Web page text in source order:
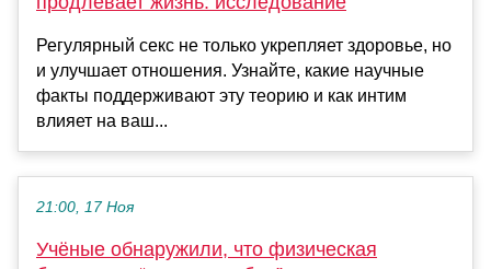
Регулярный секс не только укрепляет здоровье, но
и улучшает отношения. Узнайте, какие научные
факты поддерживают эту теорию и как интим
влияет на ваш...
21:00, 17 Ноя
Учёные обнаружили, что физическая